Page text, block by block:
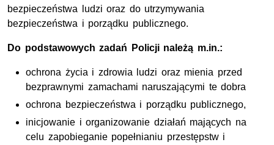
bezpieczeństwa ludzi oraz do utrzymywania
bezpieczeństwa i porządku publicznego.
Do podstawowych zadań Policji należą m.in.:
ochrona życia i zdrowia ludzi oraz mienia przed
bezprawnymi zamachami naruszającymi te dobra
ochrona bezpieczeństwa i porządku publicznego,
inicjowanie i organizowanie działań mających na
celu zapobieganie popełnianiu przestępstw i